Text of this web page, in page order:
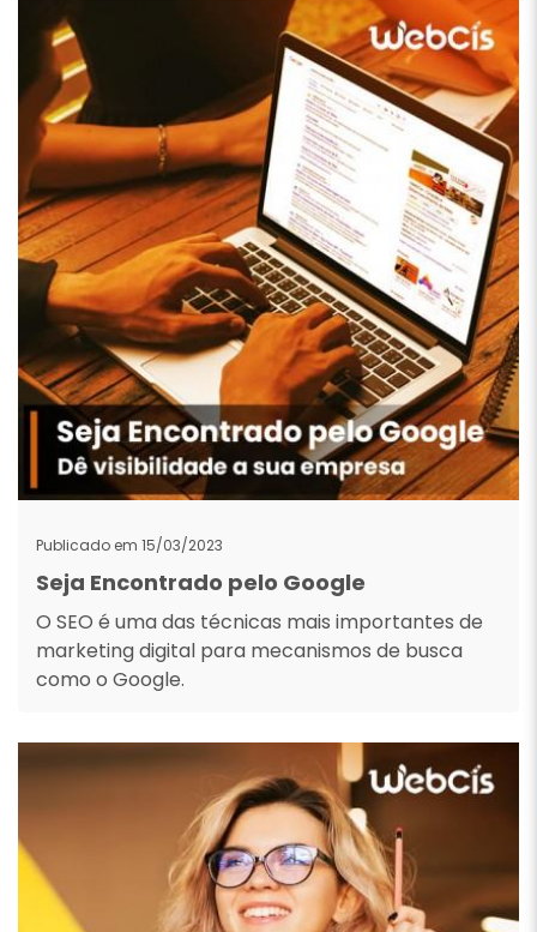
Publicado em 15/03/2023
Seja Encontrado pelo Google
O SEO é uma das técnicas mais importantes de
marketing digital para mecanismos de busca
como o Google.